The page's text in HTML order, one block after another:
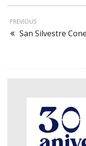
PREVIOUS
San Silvestre